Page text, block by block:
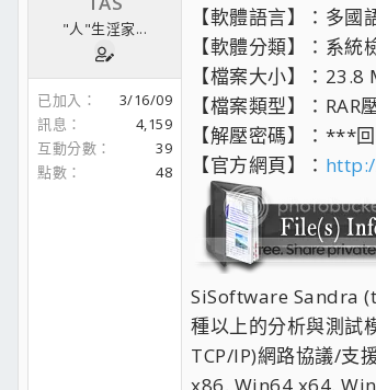
"人"生淫家...
已加入
3/16/09
訊息
4,159
互動分數
39
點數
48
【軟體語言】：多國
【軟體分類】：系
【檔案大小】：23.8
【檔案類型】：RAR
【解壓密碼】：***
【官方網頁】：
SiSoftware Sandra
種以上的分析與測試
TCP/IP)網路協議/支